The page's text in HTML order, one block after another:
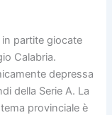
partite giocate
Calabria.
depressa
della Serie A. La
provinciale è